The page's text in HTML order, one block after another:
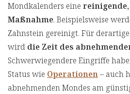
Mondkalenders eine
Maßnahme. Beispielsweise
Zahnstein gereinigt. Für
wird die Zeit des
Schwerwiegendere Eingriffe
Status wie Operationen– auch
abnehmenden Mondes am